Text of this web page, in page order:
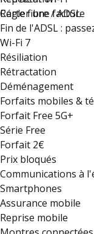
Régler une facture
Carte fibre / ADSL
Fin de l'ADSL :
Wi-Fi 7
Résiliation
Rétractation
Déménagement
Forfaits mobiles &
Forfait Free 5G+
Série Free
Forfait 2€
Prix bloqués
Communications à
Smartphones
Assurance mobile
Reprise mobile